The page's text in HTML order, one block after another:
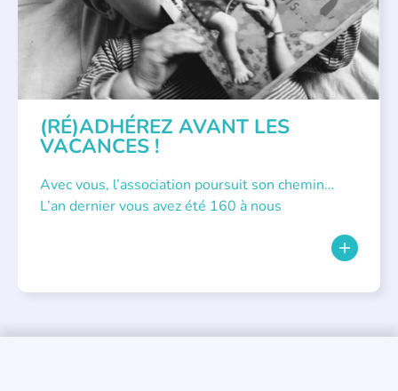
(RÉ)ADHÉREZ AVANT LES
VACANCES !
Avec vous, l’association poursuit son chemin…
L’an dernier vous avez été 160 à nous